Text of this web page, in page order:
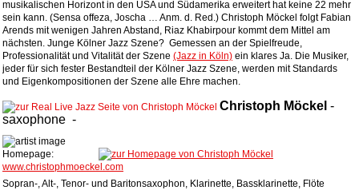
musikalischen Horizont in den USA und Südamerika erweitert hat keine 22 mehr
sein kann. (Sensa offeza, Joscha … Anm. d. Red.) Christoph Möckel folgt Fabian
Arends mit wenigen Jahren Abstand, Riaz Khabirpour kommt dem Mittel am
nächsten. Junge Kölner Jazz Szene? Gemessen an der Spielfreude,
Professionalität und Vitalität der Szene (Jazz in Köln) ein klares Ja. Die Musiker,
jeder für sich fester Bestandteil der Kölner Jazz Szene, werden mit Standards
und Eigenkompositionen der Szene alle Ehre machen.
Christoph Möckel -
saxophone -
Homepage:
www.christophmoeckel.com
Sopran-, Alt-, Tenor- und Baritonsaxophon, Klarinette, Bassklarinette, Flöte